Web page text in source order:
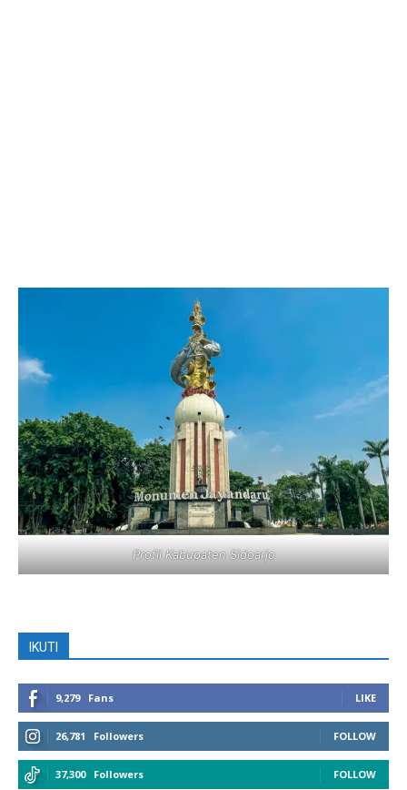
Profil Kabupaten Sidoarjo
IKUTI
9,279 Fans LIKE
26,781 Followers FOLLOW
37,300 Followers FOLLOW